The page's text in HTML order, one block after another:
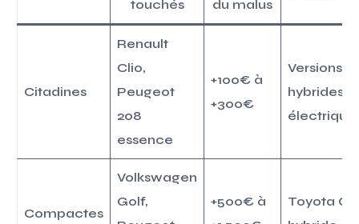
touchés
du malus
Citadines
Renault
Clio,
Peugeot
208
essence
+100€ à
+300€
Versions
hybrides
Compactes
Volkswagen
Golf,
+500€ à
Toyota